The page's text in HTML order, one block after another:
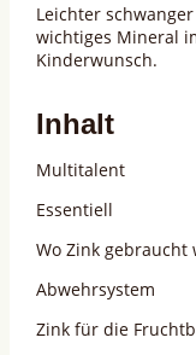
Leichter
wichtiges Mineral
Kinderwunsch.
Inhalt
Multitalent
Essentiell
Wo Zink gebraucht
Abwehrsystem
Zink für die